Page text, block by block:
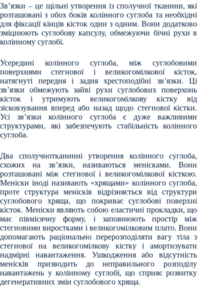
Зв’язки – це щільні утворення із сполучної тканини, які
розташовані з обох боків колінного суглоба та необхідні
для фіксації кінців кісток один з одним. Вони додатково
зміцнюють суглобову капсулу, обмежуючи бічні рухи в
колінному суглобі.
Усередині колінного суглоба, між суглобовими
поверхнями стегнової і великогомілкової кісток,
натягнуті передня і задня хрестоподібні зв’язки. Ці
зв’язки обмежують зайві рухи суглобових поверхонь
кісток і утримують великогомілкову кістку від
зісковзування вперед або назад щодо стегнової кістки.
Усі зв’язки колінного суглоба є дуже важливими
структурами, які забезпечують стабільність колінного
суглоба.
Два сполучнотканинні утворення колінного суглоба,
схожих на зв’язки, називаються менісками. Вони
розташовані між стегнової і великогомілкової кісткою.
Меніски іноді називають «хрящами» колінного суглоба,
проте структура менісків відрізняється від структури
суглобового хряща, що покриває суглобові поверхні
кісток. Меніски являють собою еластичні прокладки, що
має півмісячну форму, і заповнюють простір між
стегновими виростками і великогомілковим плато. Вони
допомагають раціонально перерозподіляти вагу тіла з
стегнової на великогомілкову кістку і амортизувати
надмірні навантаження. Ушкодження або відсутність
менісків призводить до неправильного розподілу
навантажень у колінному суглобі, що сприяє розвитку
дегенеративних змін суглобового хряща.